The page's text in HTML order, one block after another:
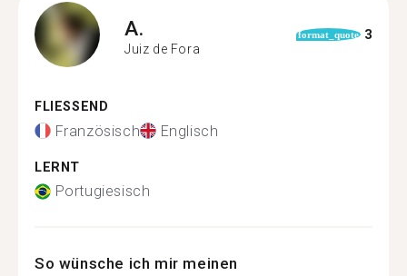
A.
Juiz de Fora
format_quote 3
FLIESSEND
Französisch Englisch
LERNT
Portugiesisch
So wünsche ich mir meinen